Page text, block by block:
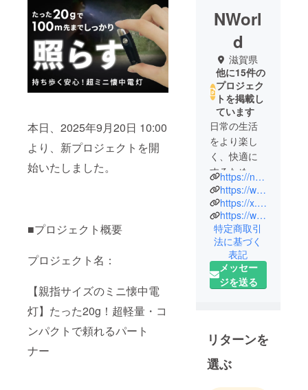
本日、2025年9月20日 10:00
より、新プロジェクトを開
始いたしました。
■プロジェクト概要
プロジェクト名：
【親指サイズのミニ懐中電
灯】たった20g！超軽量・コ
ンパクトで頼れるパート
ナー
NWorl
d
滋賀県
他に15件の
プロジェク
トを掲載し
ています
日常の生活
をより楽し
く、快適に
するために
「こんなの
があったら
いいな」を
形で提供で
きるよう
に、様々な
アイデア商
品の販売を
一人でも多
ザー様に喜
https://nworld.jp/
https://www.instagram.com/nworldjp
https://x.com/NWorldjp
https://www.facebook.com/profile.php?id=61575748592646
特定商取引
法に基づく
表記
メッセー
ジを送る
リターンを
選ぶ